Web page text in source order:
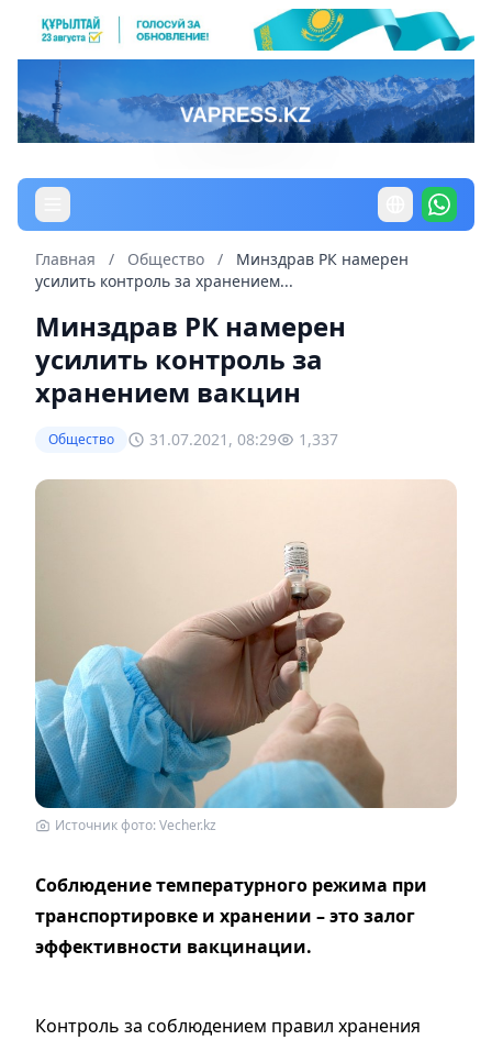
Главная / Общество /
Минздрав РК намерен
усилить контроль за хранением...
Минздрав РК намерен
усилить контроль за
хранением вакцин
Общество 31.07.2021, 08:29 1,337
Источник фото: Vecher.kz
Соблюдение температурного режима при
транспортировке и хранении – это залог
эффективности вакцинации.
Контроль за соблюдением правил хранения